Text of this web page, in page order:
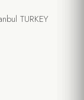
TURKEY